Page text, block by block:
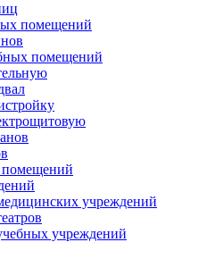
помещений
помещений
помещений
учреждений
учреждений